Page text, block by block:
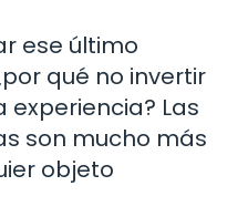
ese último
qué no invertir
experiencia? Las
son mucho más
objeto